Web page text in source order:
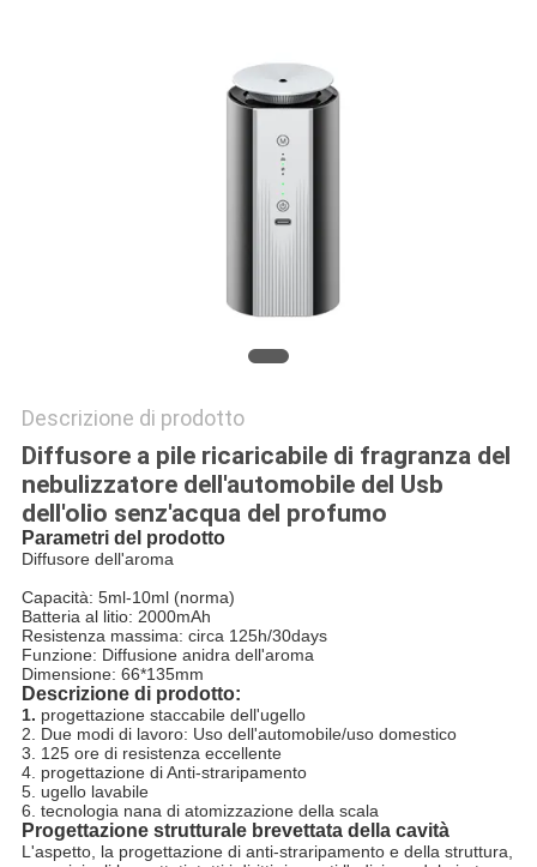
Descrizione di prodotto
Diffusore a pile ricaricabile di fragranza del
nebulizzatore dell'automobile del Usb
dell'olio senz'acqua del profumo
Parametri del prodotto
Diffusore dell'aroma
Capacità: 5ml-10ml (norma)
Batteria al litio: 2000mAh
Resistenza massima: circa 125h/30days
Funzione: Diffusione anidra dell'aroma
Dimensione: 66*135mm
Descrizione di prodotto:
1. progettazione staccabile dell'ugello
2. Due modi di lavoro: Uso dell'automobile/uso domestico
3. 125 ore di resistenza eccellente
4. progettazione di Anti-straripamento
5. ugello lavabile
6. tecnologia nana di atomizzazione della scala
Progettazione strutturale brevettata della cavità
L'aspetto, la progettazione di anti-straripamento e della struttura,